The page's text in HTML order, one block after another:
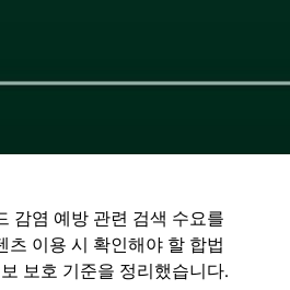
감염 예방 관련 검색 수요를
츠 이용 시 확인해야 할 합법
보호 기준을 정리했습니다.